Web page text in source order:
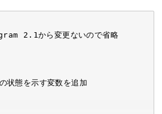
2.1から変更ないので省略
を示す変数を追加